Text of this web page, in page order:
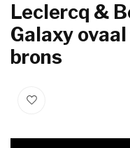
Leclercq &
Galaxy
brons